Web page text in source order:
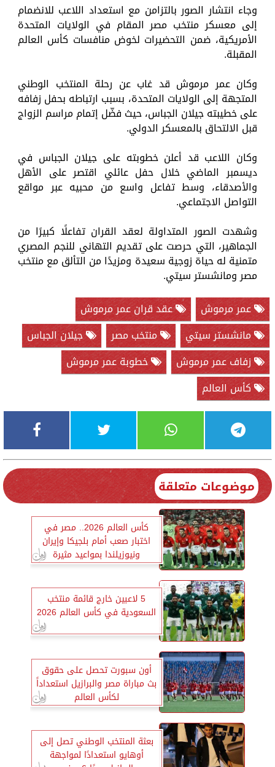
وجاء انتشار الصور بالتزامن مع استعداد اللاعب للانضمام
إلى معسكر منتخب مصر المقام في الولايات المتحدة
الأمريكية، ضمن التحضيرات لخوض منافسات كأس العالم
المقبلة.
وكان عمر مرموش قد غاب عن رحلة المنتخب الوطني
المتجهة إلى الولايات المتحدة، بسبب ارتباطه بحفل زفافه
على خطيبته جيلان الجباس، حيث فضّل إتمام مراسم الزواج
قبل الالتحاق بالمعسكر الدولي.
وكان اللاعب قد أعلن خطوبته على جيلان الجباس في
ديسمبر الماضي خلال حفل عائلي اقتصر على الأهل
والأصدقاء، وسط تفاعل واسع من محبيه عبر مواقع
التواصل الاجتماعي.
وشهدت الصور المتداولة لعقد القران تفاعلًا كبيرًا من
الجماهير، التي حرصت على تقديم التهاني للنجم المصري
متمنية له حياة زوجية سعيدة ومزيدًا من التألق مع منتخب
مصر ومانشستر سيتي.
عمر مرموش
عقد قران عمر مرموش
مانشستر سيتي
منتخب مصر
جيلان الجباس
زفاف عمر مرموش
خطوبة عمر مرموش
كأس العالم
موضوعات متعلقة
كأس العالم 2026.. مصر في
اختبار صعب أمام بلجيكا وإيران
ونيوزيلندا بمواعيد مثيرة
5 لاعبين خارج قائمة منتخب
السعودية في كأس العالم 2026
أون سبورت تحصل على حقوق
بث مباراة مصر والبرازيل استعداداً
لكأس العالم
بعثة المنتخب الوطني تصل إلى
أوهايو استعدادًا لمواجهة